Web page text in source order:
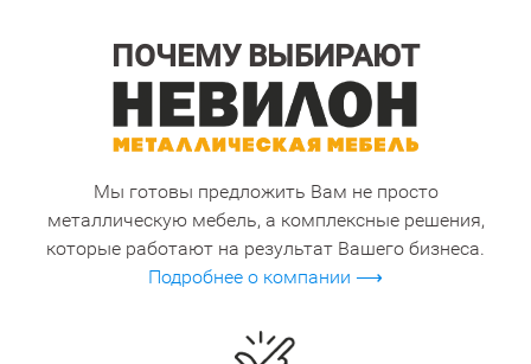
ПОЧЕМУ ВЫБИРАЮТ
Мы готовы предложить Вам не просто
металлическую мебель, а комплексные решения,
которые работают на результат Вашего бизнеса.
Подробнее о компании ⟶